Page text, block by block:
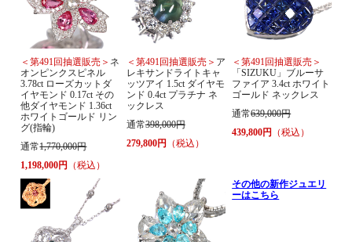
＜第491回抽選販売＞ ネ
オンピンクスピネル
3.78ct ローズカットダ
イヤモンド 0.17ct その
他ダイヤモンド 1.36ct
ホワイトゴールド リン
グ(指輪)
通常1,770,000円
1,198,000円
（税込）
＜第491回抽選販売＞ ア
レキサンドライトキャ
ッツアイ 1.5ct ダイヤモ
ンド 0.4ct プラチナ ネ
ックレス
通常398,000円
279,800円
（税込）
＜第491回抽選販売＞
「SIZUKU」ブルーサ
ファイア 3.4ct ホワイト
ゴールド ネックレス
通常639,000円
439,800円
（税込）
その他の新作ジュエリ
ーはこちら